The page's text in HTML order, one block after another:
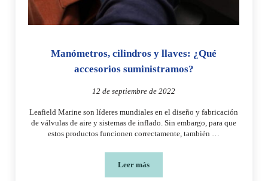
Manómetros, cilindros y llaves: ¿Qué
accesorios suministramos?
12 de septiembre de 2022
Leafield Marine son líderes mundiales en el diseño y fabricación
de válvulas de aire y sistemas de inflado. Sin embargo, para que
estos productos funcionen correctamente, también …
Leer másManómetros, cilindros y llaves: ¿Qué